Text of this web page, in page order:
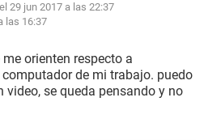
29 jun 2017 a las 22:37
las 16:37
orienten respecto a
de mi trabajo. puedo
video, se queda pensando y no